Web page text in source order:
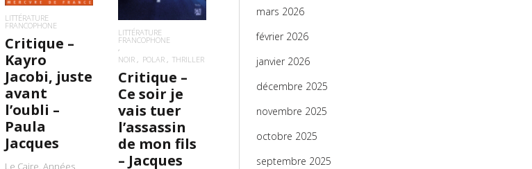
LITTÉRATURE
FRANCOPHONE
Critique –
Kayro
Jacobi, juste
avant
l’oubli –
Paula
Jacques
Le Caire. Années
LITTÉRATURE
FRANCOPHONE
NOIR
POLAR THRILLER
Critique –
Ce soir je
vais tuer
l’assassin
de mon fils
– Jacques
mars 2026
février 2026
janvier 2026
décembre 2025
novembre 2025
octobre 2025
septembre 2025